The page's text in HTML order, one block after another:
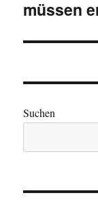
müssen
Suchen